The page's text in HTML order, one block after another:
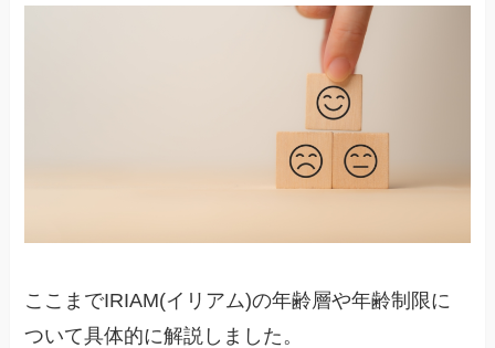
ここまでIRIAM(イリアム)の年齢層や年齢制限に
ついて具体的に解説しました。